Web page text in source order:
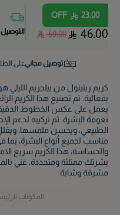
23.00
OFF
46.00
69.00
توصيل مجانيعلى
كريم ريتينول من بيلجريم
بفعالية. تم تصنيع هذا الكريم
يعمل على عكس الخطوط الدقيقة
نعومة البشرة. تم تركيبه لدعم
الطبيعي، ويحسن ملمسها،
مناسب لجميع أنواع البشرة، بما
والحساسة، هذا الكريم سريع
بشرتك ممتلئة ومتجددة. غني
مشرقة وشابة.
المكونات